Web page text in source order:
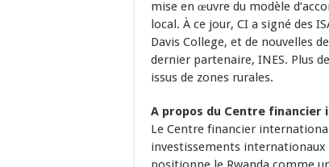
mise en œuvre du modèle
local. À ce jour, CI a signé des
Davis College, et de nouvelles
dernier partenaire, INES. Plus
issus de zones rurales.
A propos du Centre financier
Le Centre financier
investissements